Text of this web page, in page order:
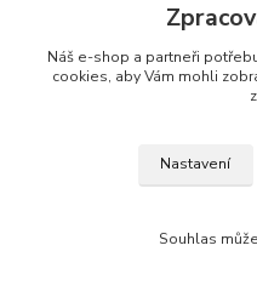
+420 607 163
(Po-Pá, 8-20 hod., So-
Náš e-shop a partneři
cookies, aby Vám mohli
Nastavení
Souhlas